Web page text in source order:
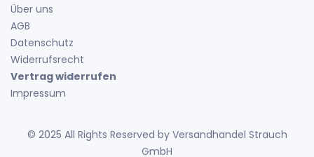
Über uns
AGB
Datenschutz
Widerrufsrecht
Vertrag widerrufen
Impressum
© 2025 All Rights Reserved by Versandhandel Strauch
GmbH